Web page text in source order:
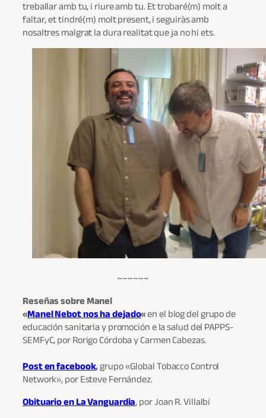
treballar amb tu, i riure amb tu. Et trobaré(m) molt a
faltar, et tindré(m) molt present, i seguiràs amb
nosaltres malgrat la dura realitat que ja no hi ets.
~~~~~~
Reseñas sobre Manel
«Manel Nebot nos ha dejado«en el blog del grupo de
educación sanitaria y promoción e la salud del PAPPS-
SEMFyC, por Rorigo Córdoba y Carmen Cabezas.
Post en facebook, grupo «Global Tobacco Control
Network», por Esteve Fernández.
Obituario en La Vanguardia, por Joan R. Villalbí